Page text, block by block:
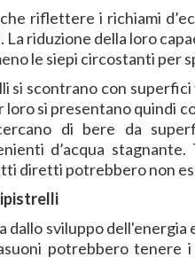
riflettere i richiami
riduzione della loro
le siepi circostanti per
si scontrano con
loro si presentano quindi
di bere da
d’acqua
diretti potrebbero non
sviluppo
potrebbero tenere